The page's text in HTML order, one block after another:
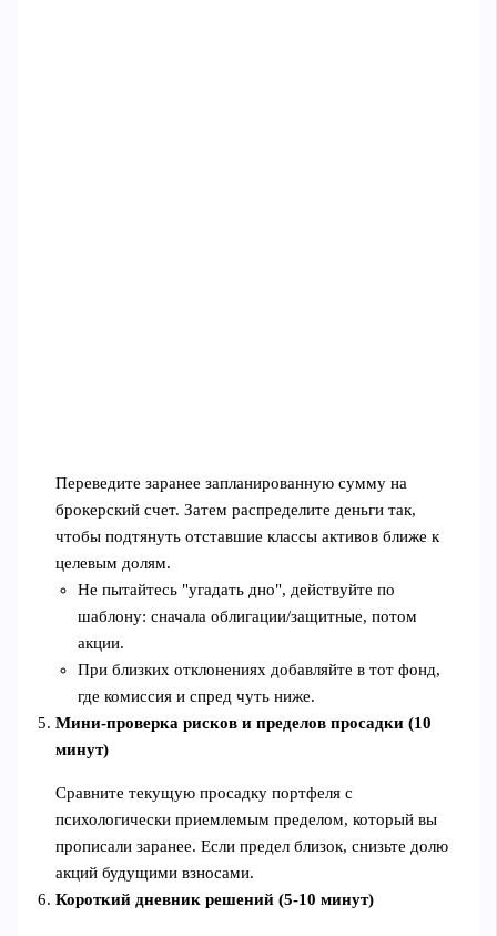
Переведите заранее запланированную сумму на
брокерский счет. Затем распределите деньги так,
чтобы подтянуть отставшие классы активов ближе к
целевым долям.
Не пытайтесь "угадать дно", действуйте по
шаблону: сначала облигации/защитные, потом
акции.
При близких отклонениях добавляйте в тот фонд,
где комиссия и спред чуть ниже.
Мини-проверка рисков и пределов просадки (10
минут)
Сравните текущую просадку портфеля с
психологически приемлемым пределом, который вы
прописали заранее. Если предел близок, снизьте долю
акций будущими взносами.
Короткий дневник решений (5-10 минут)